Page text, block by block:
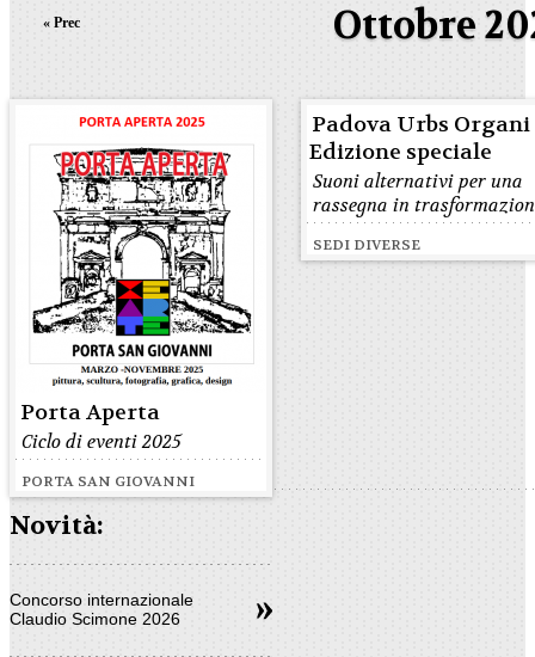
Ottobre
« Prec
Porta Aperta
Ciclo di eventi 2025
PORTA SAN GIOVANNI
Padova Urbs Organi
Edizione speciale
Suoni alternativi per una
rassegna in
SEDI DIVERSE
Novità:
Concorso internazionale
Claudio Scimone 2026